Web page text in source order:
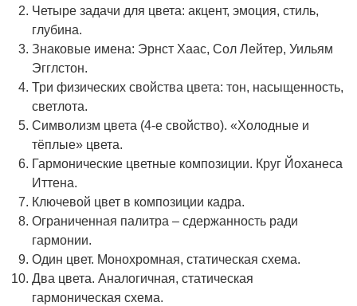
Четыре задачи для цвета: акцент, эмоция, стиль,
глубина.
Знаковые имена: Эрнст Хаас, Сол Лейтер, Уильям
Эгглстон.
Три физических свойства цвета: тон, насыщенность,
светлота.
Символизм цвета (4-е свойство). «Холодные и
тёплые» цвета.
Гармонические цветные композиции. Круг Йоханеса
Иттена.
Ключевой цвет в композиции кадра.
Ограниченная палитра – сдержанность ради
гармонии.
Один цвет. Монохромная, статическая схема.
Два цвета. Аналогичная, статическая
гармоническая схема.